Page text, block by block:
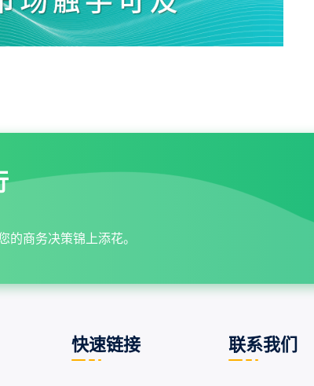
商务决策锦上添花。
快速链接 联系我们